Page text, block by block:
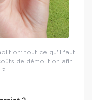
tout ce qu'il faut
de démolition afin
?